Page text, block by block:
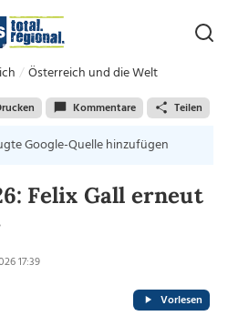
Österreich und die Welt
Kommentare Teilen
Google-Quelle hinzufügen
Felix Gall erneut
17:39
Vorlesen